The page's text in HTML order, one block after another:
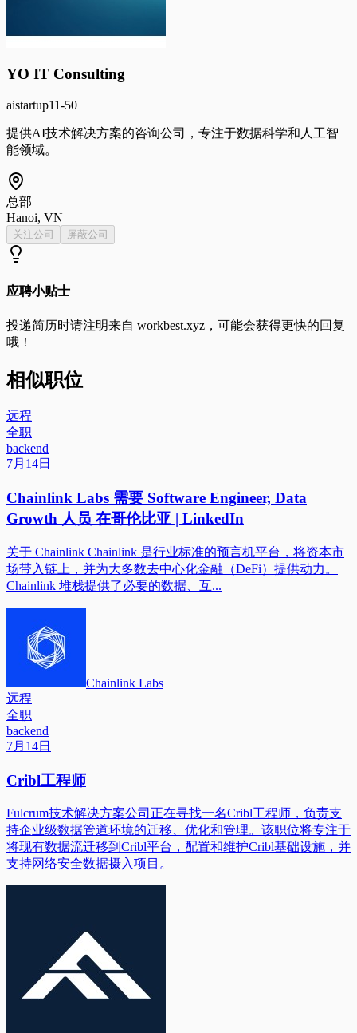
YO IT Consulting
aistartup11-50
提供AI技术解决方案的咨询公司，专注于数据科学和人工智
能领域。
总部
Hanoi, VN
关注公司 屏蔽公司
应聘小贴士
投递简历时请注明来自 workbest.xyz ，可能会获得更快的回复
哦！
相似职位
远程
全职
backend
7月14日
Chainlink Labs 需要 Software Engineer, Data
Growth 人员 在哥伦比亚 | LinkedIn
关于 Chainlink Chainlink 是行业标准的预言机平台，将资本市
场带入链上，并为大多数去中心化金融（DeFi）提供动力。
Chainlink 堆栈提供了必要的数据、互...
Chainlink Labs
远程
全职
backend
7月14日
Cribl工程师
Fulcrum技术解决方案公司正在寻找一名Cribl工程师，负责支
持企业级数据管道环境的迁移、优化和管理。该职位将专注于
将现有数据流迁移到Cribl平台，配置和维护Cribl基础设施，并
支持网络安全数据摄入项目。